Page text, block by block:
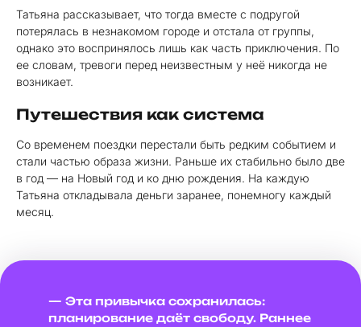
Татьяна рассказывает, что тогда вместе с подругой
потерялась в незнакомом городе и отстала от группы,
однако это воспринялось лишь как часть приключения. По
ее словам, тревоги перед неизвестным у неё никогда не
возникает.
Путешествия как система
Со временем поездки перестали быть редким событием и
стали частью образа жизни. Раньше их стабильно было две
в год — на Новый год и ко дню рождения. На каждую
Татьяна откладывала деньги заранее, понемногу каждый
месяц.
— Эта привычка сохранилась:
планирование даёт свободу. Раннее